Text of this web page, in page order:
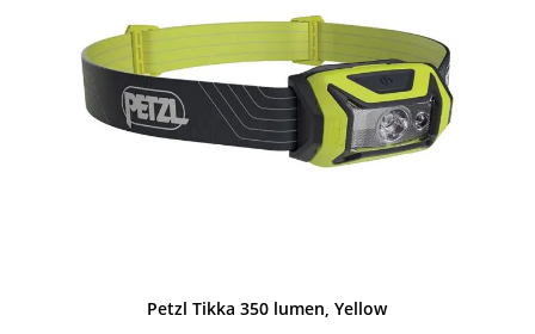
Petzl Tikka 350 lumen, Yellow